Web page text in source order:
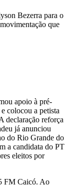
Bezerra para o
que
apoio à pré-
colocou a petista
declaração reforça
já anunciou
do Rio Grande do
a candidata do PT
eleitos por
FM Caicó. Ao